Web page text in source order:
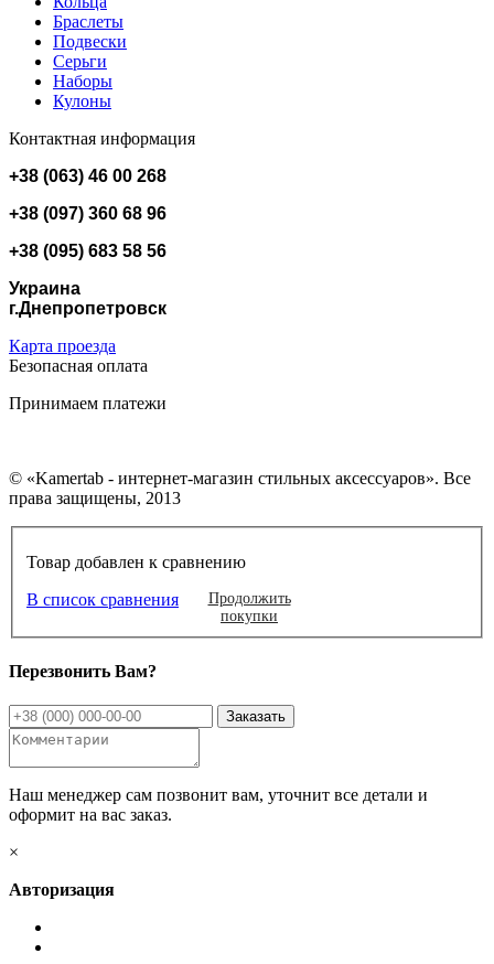
Браслеты
Подвески
Серьги
Наборы
Кулоны
Контактная информация
+38 (063) 46 00 268
+38 (097) 360 68 96
+38 (095) 683 58 56
Украина
г.Днепропетровск
Карта проезда
Безопасная оплата
Принимаем платежи
© «Kamertab - интернет-магазин стильных аксессуаров». Все
права защищены, 2013
Товар добавлен к сравнению
В список сравнения
Продолжить
покупки
Перезвонить Вам?
Наш менеджер сам позвонит вам, уточнит все детали и
оформит на вас заказ.
×
Авторизация